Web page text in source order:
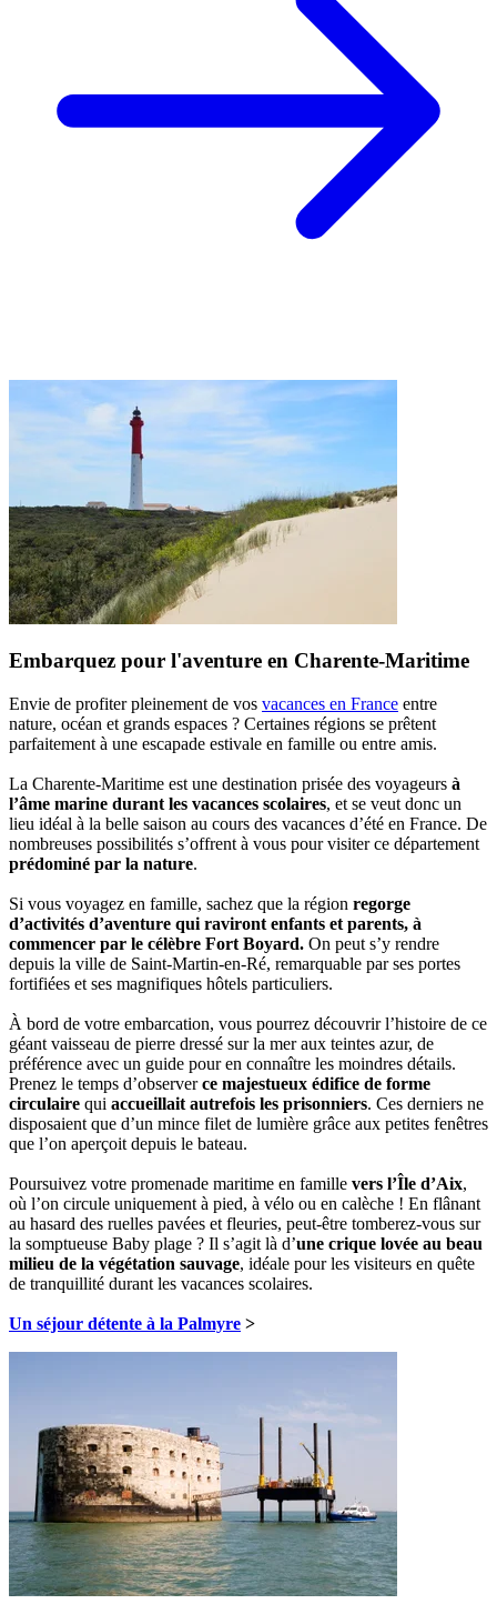
Embarquez pour l'aventure en Charente-Maritime
Envie de profiter pleinement de vos vacances en France entre
nature, océan et grands espaces ? Certaines régions se prêtent
parfaitement à une escapade estivale en famille ou entre amis.
La Charente-Maritime est une destination prisée des voyageurs à
l’âme marine durant les vacances scolaires, et se veut donc un
lieu idéal à la belle saison au cours des vacances d’été en France. De
nombreuses possibilités s’offrent à vous pour visiter ce département
prédominé par la nature.
Si vous voyagez en famille, sachez que la région regorge
d’activités d’aventure qui raviront enfants et parents, à
commencer par le célèbre Fort Boyard. On peut s’y rendre
depuis la ville de Saint-Martin-en-Ré, remarquable par ses portes
fortifiées et ses magnifiques hôtels particuliers.
À bord de votre embarcation, vous pourrez découvrir l’histoire de ce
géant vaisseau de pierre dressé sur la mer aux teintes azur, de
préférence avec un guide pour en connaître les moindres détails.
Prenez le temps d’observerce majestueux édifice de forme
circulaire qui accueillait autrefois les prisonniers. Ces derniers ne
disposaient que d’un mince filet de lumière grâce aux petites fenêtres
que l’on aperçoit depuis le bateau.
Poursuivez votre promenade maritime en famille vers l’Île d’Aix,
où l’on circule uniquement à pied, à vélo ou en calèche ! En flânant
au hasard des ruelles pavées et fleuries, peut-être tomberez-vous sur
la somptueuse Baby plage ? Il s’agit là d’une crique lovée au beau
milieu de la végétation sauvage, idéale pour les visiteurs en quête
de tranquillité durant les vacances scolaires.
Un séjour détente à la Palmyre >